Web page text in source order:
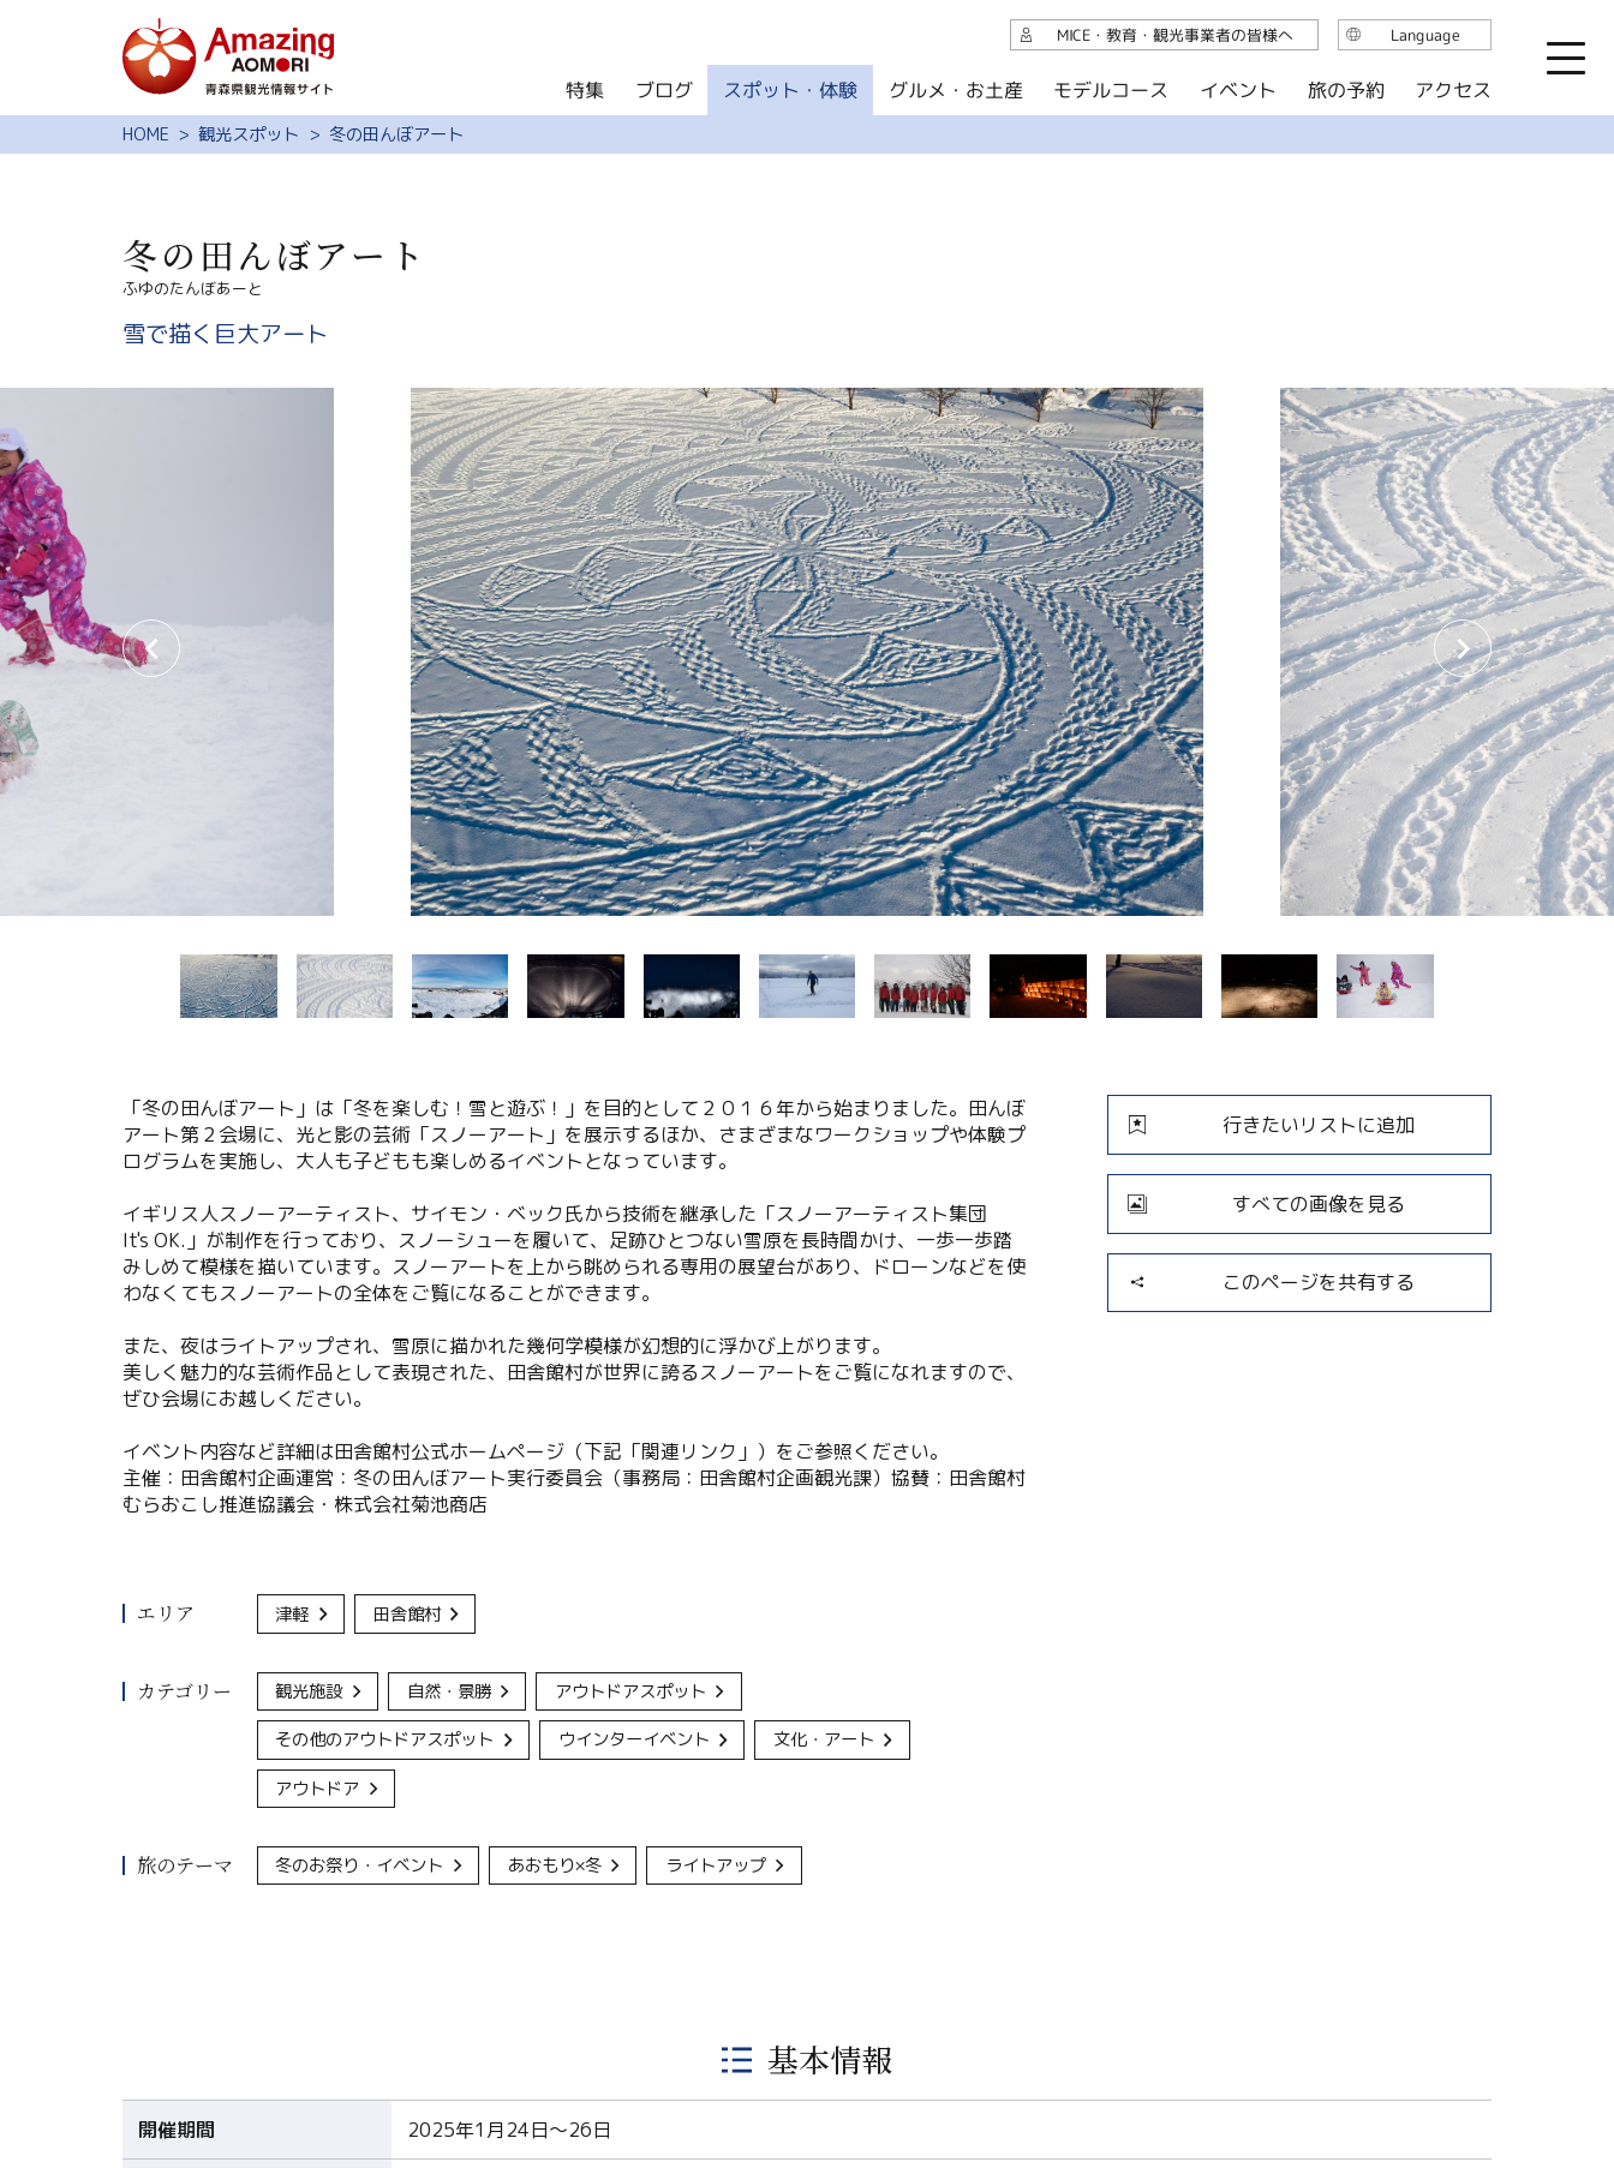
特集
スポット・体験
グルメ・お土産
旅の予約
サイト内検索
共有
行きたいリスト
写真ライブラリー
動画ライブラリー
パンフレットダウンロード
よくある質問
運営組織について
関連リンク集
Language
English
繁体中文
简体中文
MICE・教育・観光事業者の皆様へ
HOME 観光スポット 冬の田んぼアート
冬の田んぼアート
ふゆのたんぼあーと
雪で描く巨大アート
「冬の田んぼアート」は「冬を楽しむ！雪と遊ぶ！」を目的として２０１６年から始まりました。田んぼ
アート第２会場に、光と影の芸術「スノーアート」を展示するほか、さまざまなワークショップや体験プ
ログラムを実施し、大人も子どもも楽しめるイベントとなっています。
イギリス人スノーアーティスト、サイモン・ベック氏から技術を継承した「スノーアーティスト集団
It's OK.」が制作を行っており、スノーシューを履いて、足跡ひとつない雪原を長時間かけ、一歩一歩踏
みしめて模様を描いています。スノーアートを上から眺められる専用の展望台があり、ドローンなどを使
わなくてもスノーアートの全体をご覧になることができます。
また、夜はライトアップされ、雪原に描かれた幾何学模様が幻想的に浮かび上がります。
美しく魅力的な芸術作品として表現された、田舎館村が世界に誇るスノーアートをご覧になれますので、
ぜひ会場にお越しください。
イベント内容など詳細は田舎館村公式ホームページ（下記「関連リンク」）をご参照ください。
主催：田舎館村企画運営：冬の田んぼアート実行委員会（事務局：田舎館村企画観光課）協賛：田舎館村
むらおこし推進協議会・株式会社菊池商店
行きたいリストに追加
すべての画像を見る
このページを共有する
エリア 津軽 田舎館村
カテゴリー 観光施設 自然・景勝 アウトドアスポット
その他のアウトドアスポット ウインターイベント 文化・アート
アウトドア
旅のテーマ 冬のお祭り・イベント あおもり×冬 ライトアップ
基本情報
開催期間 2025年1月24日〜26日
特集 ブログ スポット・体験 グルメ・お土産 モデルコース イベント 旅の予約 アクセス
MICE・教育・観光事業者の皆様へ Language
English
简体中文